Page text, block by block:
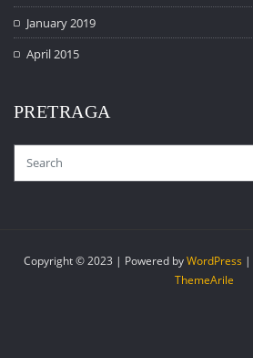
January 2019
April 2015
PRETRAGA
Copyright © 2023 | Powered byWordPress |
ThemeArile